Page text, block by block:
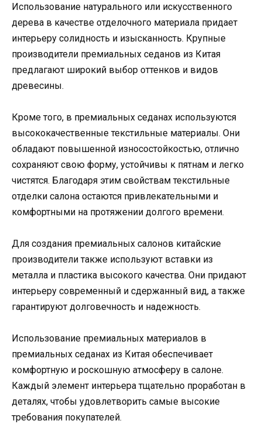
Использование натурального или искусственного
дерева в качестве отделочного материала придает
интерьеру солидность и изысканность. Крупные
производители премиальных седанов из Китая
предлагают широкий выбор оттенков и видов
древесины.
Кроме того, в премиальных седанах используются
высококачественные текстильные материалы. Они
обладают повышенной износостойкостью, отлично
сохраняют свою форму, устойчивы к пятнам и легко
чистятся. Благодаря этим свойствам текстильные
отделки салона остаются привлекательными и
комфортными на протяжении долгого времени.
Для создания премиальных салонов китайские
производители также используют вставки из
металла и пластика высокого качества. Они придают
интерьеру современный и сдержанный вид, а также
гарантируют долговечность и надежность.
Использование премиальных материалов в
премиальных седанах из Китая обеспечивает
комфортную и роскошную атмосферу в салоне.
Каждый элемент интерьера тщательно проработан в
деталях, чтобы удовлетворить самые высокие
требования покупателей.